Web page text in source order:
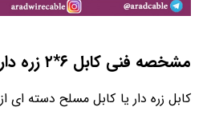
مشخصه فنی کابل ۶*۲ زره دار و کاربردهای آن
کابل زره دار یا کابل مسلح دسته